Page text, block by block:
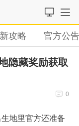
攻略 官方公
隐藏奖励获取
0
地里官方还准备